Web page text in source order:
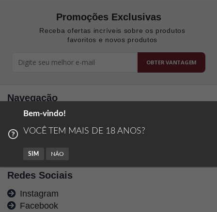
Promoções Exclusivas
Receba ofertas incríveis sobre os produtos
favoritos e novos produtos
OBTER VANTAGEM
Navegação
Passeios
Restaurante
Políticas de Privacidade
Redes Sociais
Instagram
Facebook
Bem-vindo!
VOCÊ TEM MAIS DE 18 ANOS?
SIM NÃO